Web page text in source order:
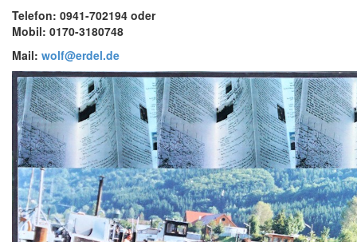
Telefon: 0941-702194 oder
Mobil: 0170-3180748
Mail: wolf@erdel.de